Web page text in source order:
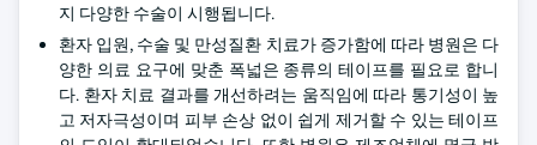
지 다양한 수술이 시행됩니다.
환자 입원, 수술 및 만성질환 치료가 증가함에 따라 병원은 다
양한 의료 요구에 맞춘 폭넓은 종류의 테이프를 필요로 합니
다. 환자 치료 결과를 개선하려는 움직임에 따라 통기성이 높
고 저자극성이며 피부 손상 없이 쉽게 제거할 수 있는 테이프